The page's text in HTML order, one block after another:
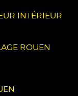
INTÉRIEUR
ROUEN